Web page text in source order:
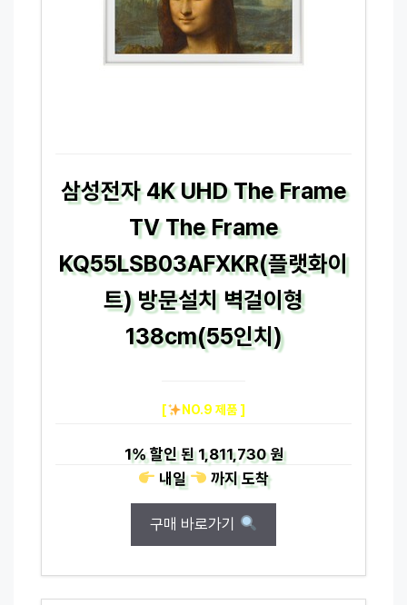
삼성전자 4K UHD The Frame
TV The Frame
KQ55LSB03AFXKR(플랫화이
트) 방문설치 벽걸이형
138cm(55인치)
[ NO.9 제품 ]
1%할인 된1,811,730 원
내일
까지도착
구매 바로가기